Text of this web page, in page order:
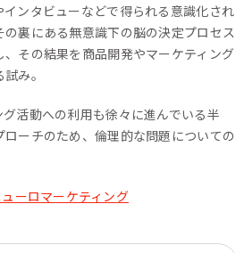
ンタビューなどで得られる意識化され
裏にある無意識下の脳の決定プロセス
、その結果を商品開発やマーケティング
み。
活動への利用も徐々に進んでいる半
ーチのため、倫理的な問題についての